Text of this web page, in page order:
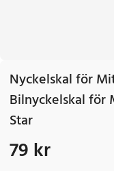
Nyckelskal för
Bilnyckelskal för
Star
Pris: 79 kr
79 kr